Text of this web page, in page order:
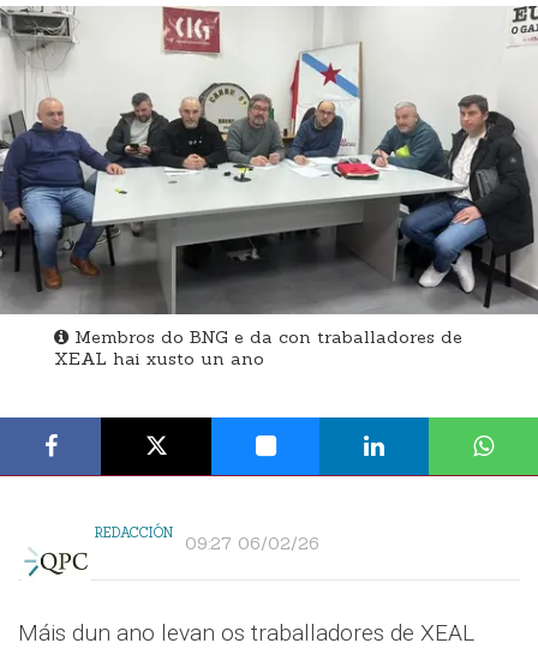
Membros do BNG e da con traballadores de
XEAL hai xusto un ano
REDACCIÓN 09:27 06/02/26
Máis dun ano levan os traballadores de XEAL